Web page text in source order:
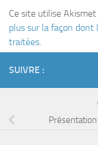
Ce site utilise Akismet
plus sur la façon dont
traitées
SUIVRE :
Présentation